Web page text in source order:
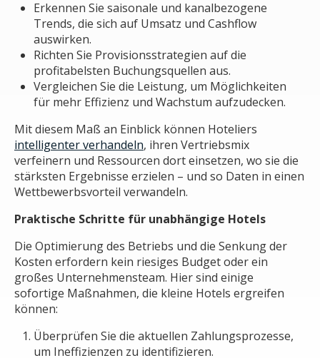
Erkennen Sie saisonale und kanalbezogene
Trends, die sich auf Umsatz und Cashflow
auswirken.
Richten Sie Provisionsstrategien auf die
profitabelsten Buchungsquellen aus.
Vergleichen Sie die Leistung, um Möglichkeiten
für mehr Effizienz und Wachstum aufzudecken.
Mit diesem Maß an Einblick können Hoteliers
intelligenter verhandeln, ihren Vertriebsmix
verfeinern und Ressourcen dort einsetzen, wo sie die
stärksten Ergebnisse erzielen – und so Daten in einen
Wettbewerbsvorteil verwandeln.
Praktische Schritte für unabhängige Hotels
Die Optimierung des Betriebs und die Senkung der
Kosten erfordern kein riesiges Budget oder ein
großes Unternehmensteam. Hier sind einige
sofortige Maßnahmen, die kleine Hotels ergreifen
können:
Überprüfen Sie die aktuellen Zahlungsprozesse,
um Ineffizienzen zu identifizieren.